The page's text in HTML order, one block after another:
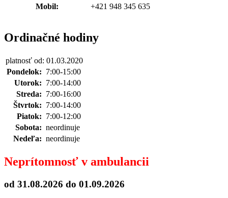
Mobil: +421 948 345 635
Ordinačné hodiny
platnosť od: 01.03.2020
Pondelok: 7:00-15:00
Utorok: 7:00-14:00
Streda: 7:00-16:00
Štvrtok: 7:00-14:00
Piatok: 7:00-12:00
Sobota: neordinuje
Nedeľa: neordinuje
Neprítomnosť v ambulancii
od 31.08.2026 do 01.09.2026